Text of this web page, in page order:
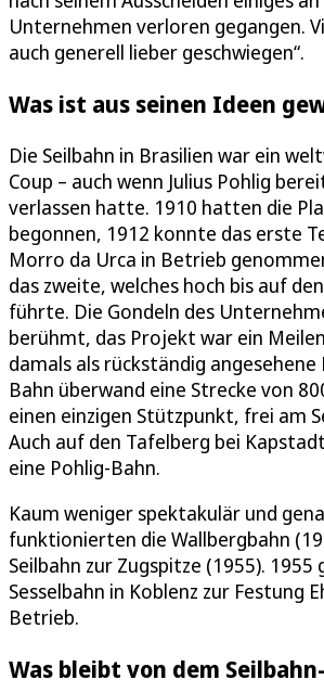
Unternehmen verloren gegangen.
auch generell lieber geschwiegen“.
Was ist aus seinen Ideen
Die Seilbahn in Brasilien war ein
Coup – auch wenn Julius Pohlig
verlassen hatte. 1910 hatten die
begonnen, 1912 konnte das erste
Morro da Urca in Betrieb
das zweite, welches hoch bis auf
führte. Die Gondeln des
berühmt, das Projekt war ein
damals als rückständig angesehene
Bahn überwand eine Strecke von
einen einzigen Stützpunkt, frei am
Auch auf den Tafelberg bei
eine Pohlig-Bahn.
Kaum weniger spektakulär und
funktionierten die Wallbergbahn
Seilbahn zur Zugspitze (1955). 1955
Sesselbahn in Koblenz zur Festung
Betrieb.
Was bleibt von dem